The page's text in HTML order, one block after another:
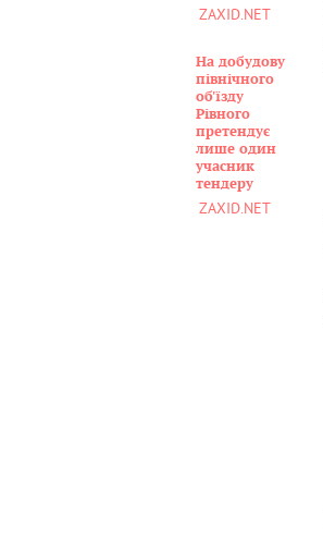
ZAXID.NET
На добудову
північного
об'їзду
Рівного
претендує
лише один
учасник
тендеру
ZAXID.NET